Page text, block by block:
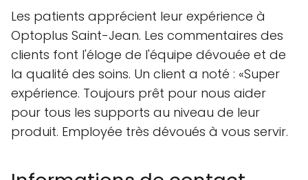
Les patients apprécient leur expérience à
Optoplus Saint-Jean. Les commentaires des
clients font l'éloge de l'équipe dévouée et de
la qualité des soins. Un client a noté : «Super
expérience. Toujours prêt pour nous aider
pour tous les supports au niveau de leur
produit. Employée très dévoués à vous servir.